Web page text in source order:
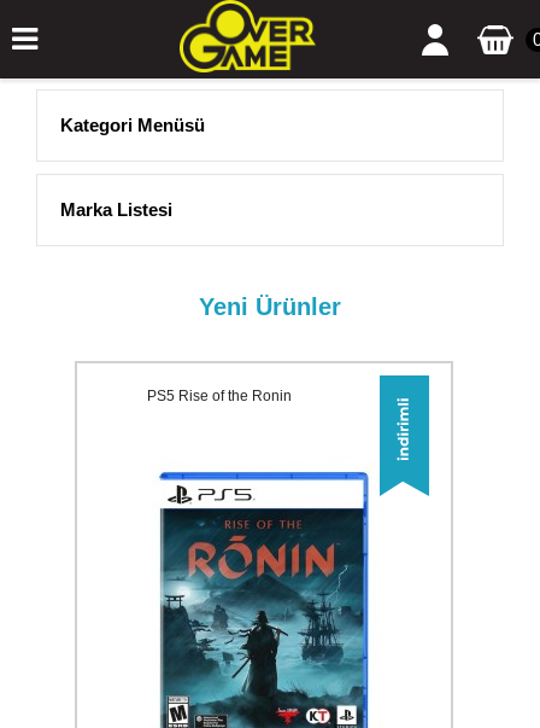
Kategori Menüsü
Marka Listesi
Yeni Ürünler
PS5 Rise of the Ronin